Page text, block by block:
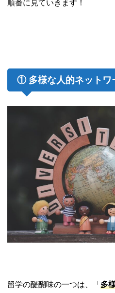
順番に見ていきます！
① 多様な人的ネットワ
留学の醍醐味の一つは、「多